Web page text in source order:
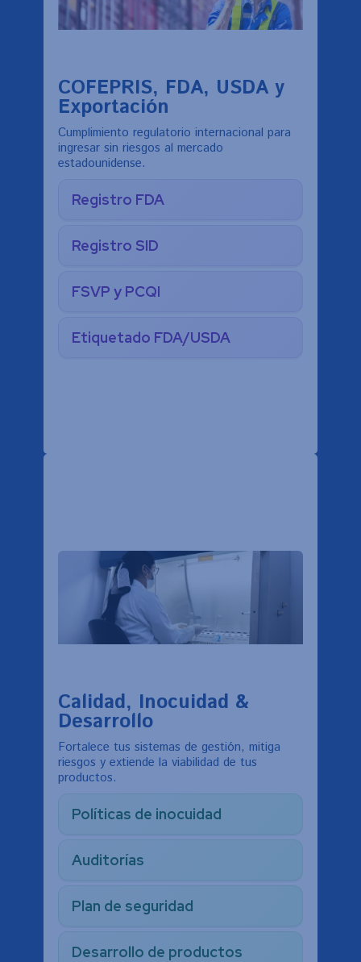
COFEPRIS, FDA, USDA y
Exportación
Cumplimiento regulatorio internacional para
ingresar sin riesgos al mercado
estadounidense.
Registro FDA
Registro SID
FSVP y PCQI
Etiquetado FDA/USDA
Calidad, Inocuidad &
Desarrollo
Fortalece tus sistemas de gestión, mitiga
riesgos y extiende la viabilidad de tus
productos.
Políticas de inocuidad
Auditorías
Plan de seguridad
Desarrollo de productos